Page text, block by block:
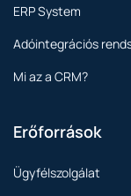
ERP System
Adóintegrációs
Mi az a CRM?
Erőforrások
Ügyfélszolgálat